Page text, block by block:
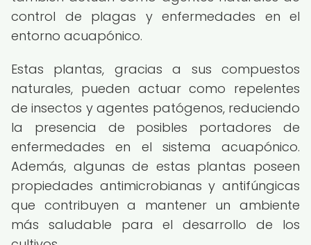
control de plagas y enfermedades en el
entorno acuapónico.
Estas plantas, gracias a sus compuestos
naturales, pueden actuar como repelentes
de insectos y agentes patógenos, reduciendo
la presencia de posibles portadores de
enfermedades en el sistema acuapónico.
Además, algunas de estas plantas poseen
propiedades antimicrobianas y antifúngicas
que contribuyen a mantener un ambiente
más saludable para el desarrollo de los